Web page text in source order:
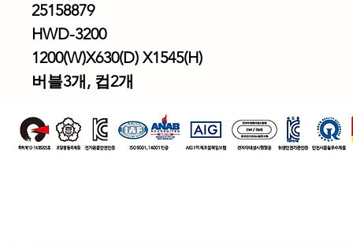
25158879
HWD-3200
1200(W)X630(D) X1545(H)
버블3개, 컵2개